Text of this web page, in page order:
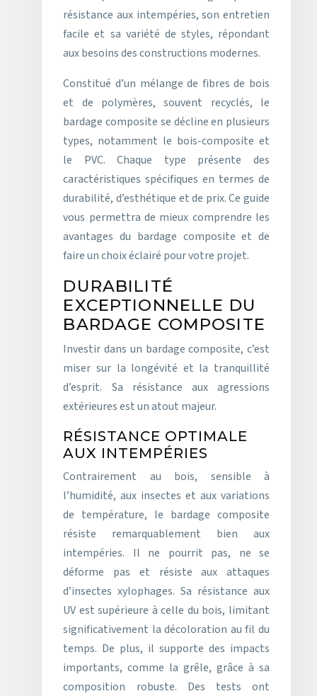
résistance aux intempéries, son entretien
facile et sa variété de styles, répondant
aux besoins des constructions modernes.
Constitué d’un mélange de fibres de bois
et de polymères, souvent recyclés, le
bardage composite se décline en plusieurs
types, notamment le bois-composite et
le PVC. Chaque type présente des
caractéristiques spécifiques en termes de
durabilité, d’esthétique et de prix. Ce guide
vous permettra de mieux comprendre les
avantages du bardage composite et de
faire un choix éclairé pour votre projet.
DURABILITÉ
EXCEPTIONNELLE DU
BARDAGE COMPOSITE
Investir dans un bardage composite, c’est
miser sur la longévité et la tranquillité
d’esprit. Sa résistance aux agressions
extérieures est un atout majeur.
RÉSISTANCE OPTIMALE
AUX INTEMPÉRIES
Contrairement au bois, sensible à
l’humidité, aux insectes et aux variations
de température, le bardage composite
résiste remarquablement bien aux
intempéries. Il ne pourrit pas, ne se
déforme pas et résiste aux attaques
d’insectes xylophages. Sa résistance aux
UV est supérieure à celle du bois, limitant
significativement la décoloration au fil du
temps. De plus, il supporte des impacts
importants, comme la grêle, grâce à sa
composition robuste. Des tests ont